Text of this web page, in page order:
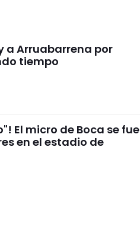
a Arruabarrena por
tiempo
El micro de Boca se fue
en el estadio de